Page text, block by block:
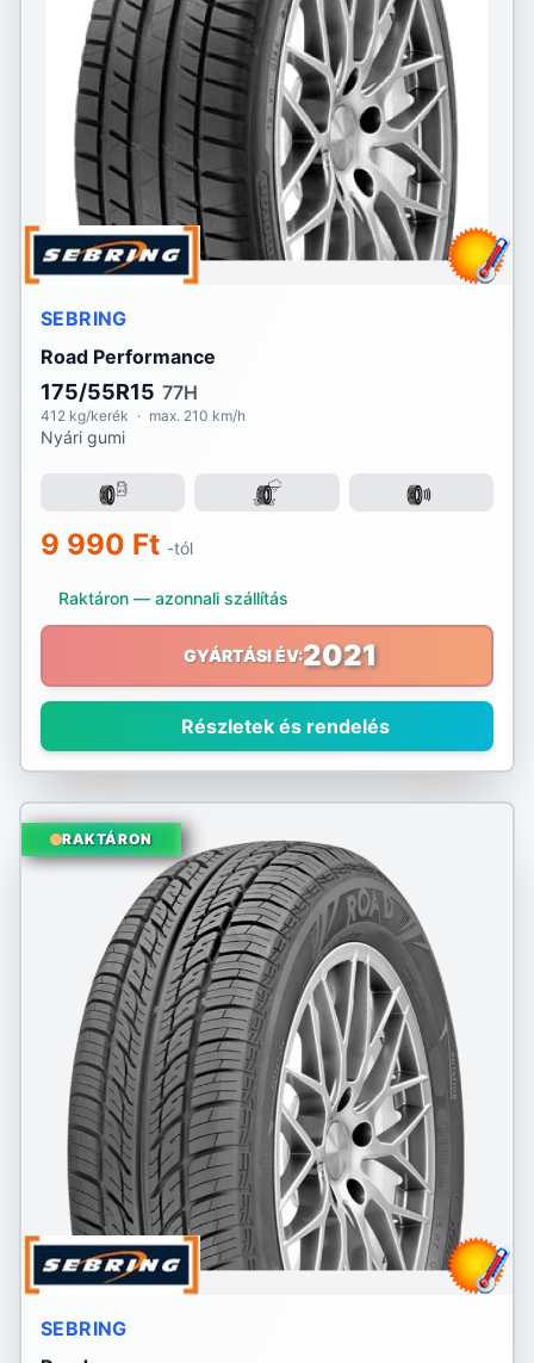
SEBRING
Road Performance
175/55R15 77H
412 kg/kerék · max. 210 km/h
Nyári gumi
9 990 Ft -tól
Raktáron — azonnali szállítás
GYÁRTÁSI ÉV:2021
Részletek és rendelés
RAKTÁRON
SEBRING